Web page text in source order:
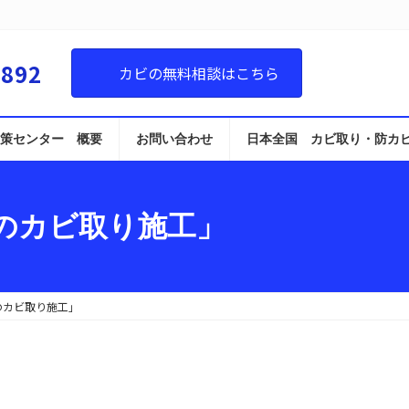
カビの無料相談はこちら
策センター 概要 お問い合わせ 日本全国 カビ取り・防カ
ビ取り施工」
ビ取り施工」